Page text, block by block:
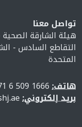
تواصل معنا
هيئة الشارقة
التقاطع السادس -
المتحدة
هاتف:
بريد إلكتروني: